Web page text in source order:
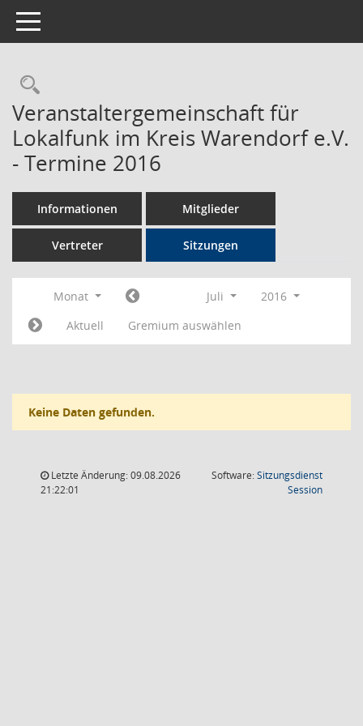
Toggle navigation
Rechercheauswahl
Veranstaltergemeinschaft für
Lokalfunk im Kreis Warendorf e.V.
- Termine 2016
Informationen Mitglieder
Vertreter Sitzungen
Monat Juli
2016
Aktuell
Gremium auswählen
Keine Daten gefunden.
Letzte Änderung: 09.08.2026
21:22:01
Software:Sitzungsdienst
Session(Wird in